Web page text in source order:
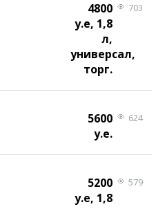
4800
у.е, 1,8
л,
универсал,
торг.
703
5600
у.е.
624
5200
у.е, 1,8
579